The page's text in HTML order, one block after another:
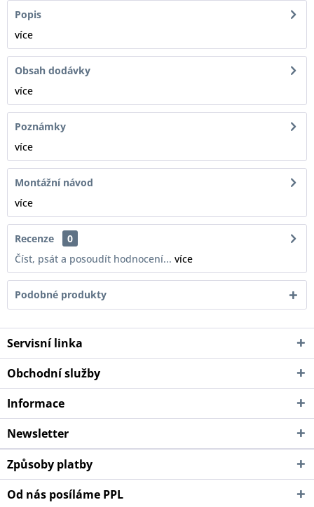
Popis
více
Obsah dodávky
více
Poznámky
více
Montážní návod
více
Recenze
0
Číst, psát a posoudít hodnocení... více
Podobné produkty
Servisní linka
Obchodní služby
Informace
Newsletter
Způsoby platby
Od nás posíláme PPL